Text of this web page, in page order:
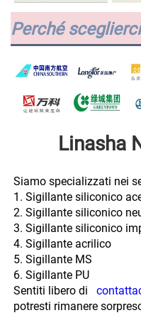
Perché sceglierci
Linasha
Siamo specializzati nei
1. Sigillante siliconico
2. Sigillante siliconico
3. Sigillante siliconico
4. Sigillante acrilico
5. Sigillante MS
6. Sigillante PU
Sentiti libero di
potresti rimanere